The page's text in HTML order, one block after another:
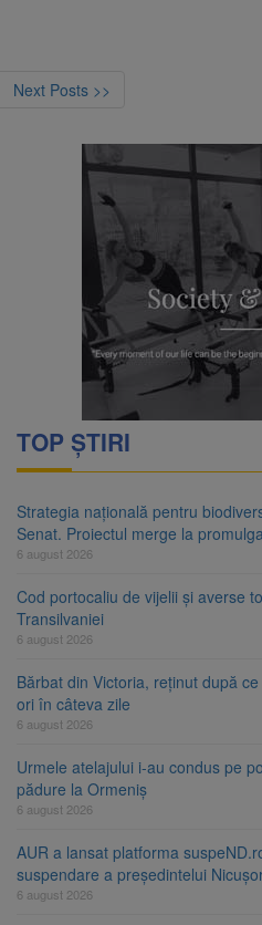
Next Posts >>
TOP ȘTIRI
Strategia națională pentru
Senat. Proiectul merge la
6 august 2026
Cod portocaliu de vijelii și averse
Transilvaniei
6 august 2026
Bărbat din Victoria, reținut după
ori în câteva zile
6 august 2026
Urmele atelajului i-au condus pe
pădure la Ormeniș
6 august 2026
AUR a lansat platforma
suspendare a președintelui
6 august 2026